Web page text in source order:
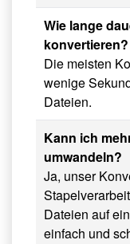
Wie lange
konvertieren?
Die meisten
wenige
Dateien.
Kann ich
umwandeln?
Ja, unser
Dateien auf
einfach und